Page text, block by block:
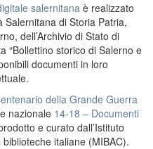
salernitana è realizzato
Salernitana di Storia Patria,
dell’Archivio di Stato di
“Bollettino storico di Salerno e
documenti in loro
della Grande Guerra
nazionale 14-18 – Documenti
e curato dall’Istituto
italiane (MIBAC).